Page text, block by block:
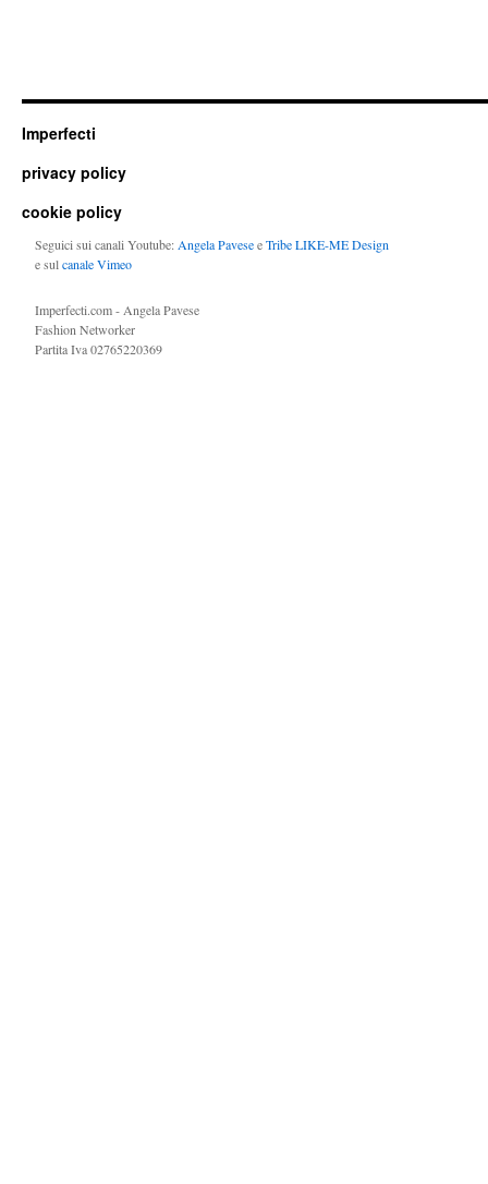
Imperfecti
privacy policy
cookie policy
Seguici sui canali Youtube: Angela PaveseeTribe LIKE-ME Design
e sulcanale Vimeo
Imperfecti.com - Angela Pavese
Fashion Networker
Partita Iva 02765220369